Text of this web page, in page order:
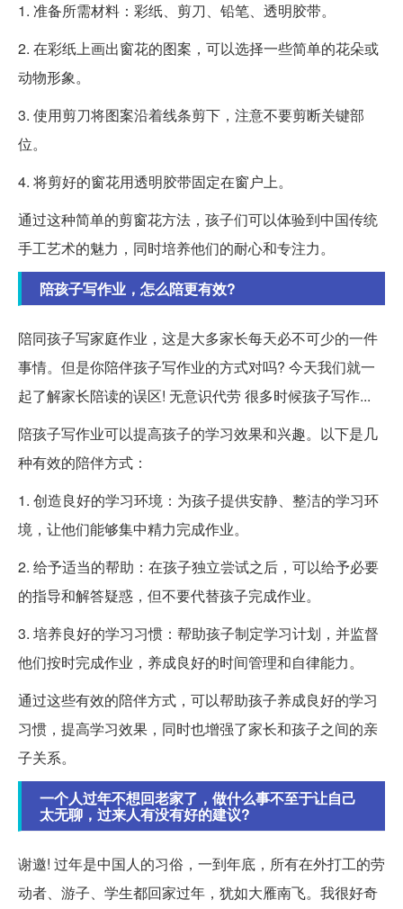
1. 准备所需材料：彩纸、剪刀、铅笔、透明胶带。
2. 在彩纸上画出窗花的图案，可以选择一些简单的花朵或
动物形象。
3. 使用剪刀将图案沿着线条剪下，注意不要剪断关键部
位。
4. 将剪好的窗花用透明胶带固定在窗户上。
通过这种简单的剪窗花方法，孩子们可以体验到中国传统
手工艺术的魅力，同时培养他们的耐心和专注力。
陪孩子写作业，怎么陪更有效?
陪同孩子写家庭作业，这是大多家长每天必不可少的一件
事情。但是你陪伴孩子写作业的方式对吗? 今天我们就一
起了解家长陪读的误区! 无意识代劳 很多时候孩子写作...
陪孩子写作业可以提高孩子的学习效果和兴趣。以下是几
种有效的陪伴方式：
1. 创造良好的学习环境：为孩子提供安静、整洁的学习环
境，让他们能够集中精力完成作业。
2. 给予适当的帮助：在孩子独立尝试之后，可以给予必要
的指导和解答疑惑，但不要代替孩子完成作业。
3. 培养良好的学习习惯：帮助孩子制定学习计划，并监督
他们按时完成作业，养成良好的时间管理和自律能力。
通过这些有效的陪伴方式，可以帮助孩子养成良好的学习
习惯，提高学习效果，同时也增强了家长和孩子之间的亲
子关系。
一个人过年不想回老家了，做什么事不至于让自己
太无聊，过来人有没有好的建议?
谢邀! 过年是中国人的习俗，一到年底，所有在外打工的劳
动者、游子、学生都回家过年，犹如大雁南飞。我很好奇